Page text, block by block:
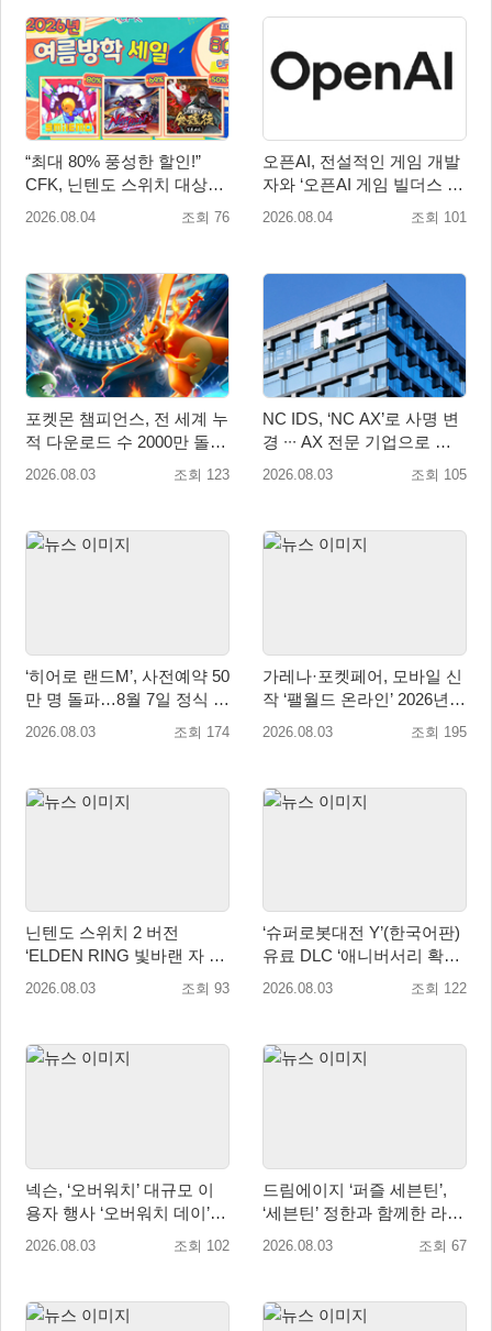
“최대 80% 풍성한 할인!”
CFK, 닌텐도 스위치 대상
‘여름방학 세일’ 진행!
2026.08.04 조회 76
오픈AI, 전설적인 게임 개발
자와 ‘오픈AI 게임 빌더스 서
울’ 개최
2026.08.04 조회 101
포켓몬 챔피언스, 전 세계 누
적 다운로드 수 2000만 돌
파!
2026.08.03 조회 123
NC IDS, ‘NC AX’로 사명 변
경 ∙∙∙ AX 전문 기업으로 새
출발
2026.08.03 조회 105
‘히어로 랜드M’, 사전예약 50
만 명 돌파…8월 7일 정식 출
시
2026.08.03 조회 174
가레나·포켓페어, 모바일 신
작 ‘팰월드 온라인’ 2026년
출시 예정
2026.08.03 조회 195
닌텐도 스위치 2 버전
‘ELDEN RING 빛바랜 자 에
디션’ 패키지 선주문 판매 8
2026.08.03 조회 93
‘슈퍼로봇대전 Y’(한국어판)
유료 DLC ‘애니버서리 확장
팩’ 8월 5일(수) 판매 시작!
2026.08.03 조회 122
넥슨, ‘오버워치’ 대규모 이
용자 행사 ‘오버워치 데이’ 8
월 22·23일 개최!
2026.08.03 조회 102
드림에이지 ‘퍼즐 세븐틴’,
‘세븐틴’ 정한과 함께한 라이
브 방송 성료
2026.08.03 조회 67